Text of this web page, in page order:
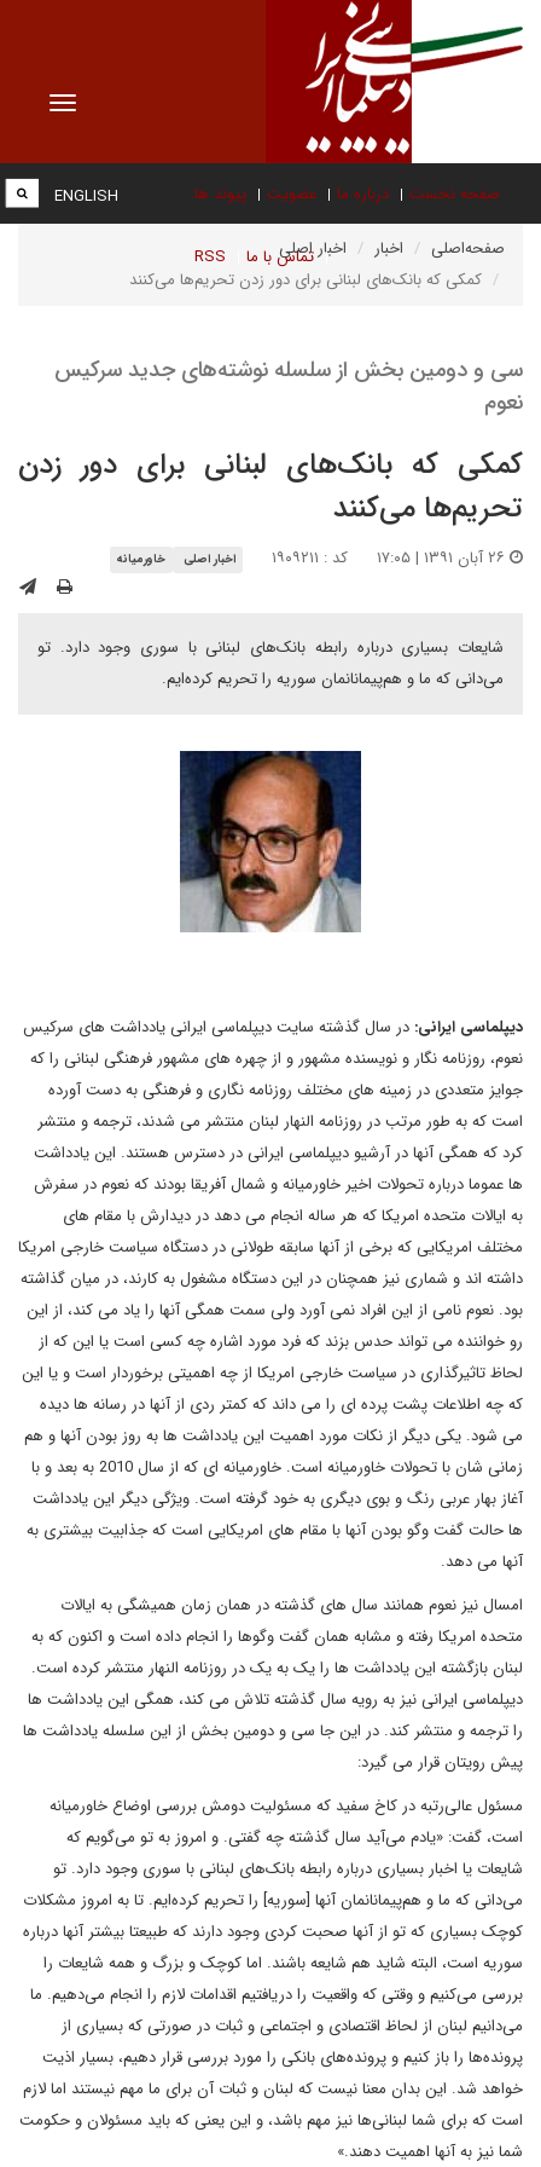
Toggle
صفحه نخست درباره ما عضویت پیوند ها
تماس با ما RSS
ENGLISH
صفحه‌اصلی اخبار
اخبار اصلی
کمکی که بانک‌های لبنانی برای دور زدن تحریم‌ها می‌کنند
سی و دومین بخش از سلسله نوشته‌های جدید سرکیس
نعوم
کمکی که بانک‌های لبنانی برای دور زدن
تحریم‌ها می‌کنند
کد : ۱۹۰۹۲۱۱ اخبار اصلی خاورمیانه
شایعات بسیاری درباره رابطه بانک‌های لبنانی با سوری وجود دارد. تو
می‌دانی که ما و هم‌پیمانانمان سوریه را تحریم کرده‌ایم.
دیپلماسی ایرانی: در سال گذشته سایت دیپلماسی ایرانی یادداشت های سرکیس
نعوم، روزنامه نگار و نویسنده مشهور و از چهره های مشهور فرهنگی لبنانی را که
جوایز متعددی در زمینه های مختلف روزنامه نگاری و فرهنگی به دست آورده
است که به طور مرتب در روزنامه النهار لبنان منتشر می شدند، ترجمه و منتشر
کرد که همگی آنها در آرشیو دیپلماسی ایرانی در دسترس هستند. این یادداشت
ها عموما درباره تحولات اخیر خاورمیانه و شمال آفریقا بودند که نعوم در سفرش
به ایالات متحده امریکا که هر ساله انجام می دهد در دیدارش با مقام های
مختلف امریکایی که برخی از آنها سابقه طولانی در دستگاه سیاست خارجی امریکا
داشته اند و شماری نیز همچنان در این دستگاه مشغول به کارند، در میان گذاشته
بود. نعوم نامی از این افراد نمی آورد ولی سمت همگی آنها را یاد می کند، از این
رو خواننده می تواند حدس بزند که فرد مورد اشاره چه کسی است یا این که از
لحاظ تاثیرگذاری در سیاست خارجی امریکا از چه اهمیتی برخوردار است و یا این
که چه اطلاعات پشت پرده ای را می داند که کمتر ردی از آنها در رسانه ها دیده
می شود. یکی دیگر از نکات مورد اهمیت این یادداشت ها به روز بودن آنها و هم
زمانی شان با تحولات خاورمیانه است. خاورمیانه ای که از سال 2010 به بعد و با
آغاز بهار عربی رنگ و بوی دیگری به خود گرفته است. ویژگی دیگر این یادداشت
ها حالت گفت وگو بودن آنها با مقام های امریکایی است که جذابیت بیشتری به
آنها می دهد.
امسال نیز نعوم همانند سال های گذشته در همان زمان همیشگی به ایالات
متحده امریکا رفته و مشابه همان گفت وگوها را انجام داده است و اکنون که به
لبنان بازگشته این یادداشت ها را یک به یک در روزنامه النهار منتشر کرده است.
دیپلماسی ایرانی نیز به رویه سال گذشته تلاش می کند، همگی این یادداشت ها
را ترجمه و منتشر کند. در این جا سی و دومین بخش از این سلسله یادداشت ها
پیش رویتان قرار می گیرد:
مسئول عالی‌رتبه در کاخ سفید که مسئولیت دومش بررسی اوضاع خاورمیانه
است، گفت: «یادم می‌آید سال گذشته چه گفتی. و امروز به تو می‌گویم که
شایعات یا اخبار بسیاری درباره رابطه بانک‌های لبنانی با سوری وجود دارد. تو
می‌دانی که ما و هم‌پیمانانمان آنها ]سوریه[ را تحریم کرده‌ایم. تا به امروز مشکلات
کوچک بسیاری که تو از آنها صحبت کردی وجود دارند که طبیعتا بیشتر آنها درباره
سوریه است، البته شاید هم شایعه باشند. اما کوچک و بزرگ و همه شایعات را
بررسی می‌کنیم و وقتی که واقعیت را دریافتیم اقدامات لازم را انجام می‌دهیم. ما
می‌دانیم لبنان از لحاظ اقتصادی و اجتماعی و ثبات در صورتی که بسیاری از
پرونده‌ها را باز کنیم و پرونده‌های بانکی را مورد بررسی قرار دهیم، بسیار اذیت
خواهد شد. این بدان معنا نیست که لبنان و ثبات آن برای ما مهم نیستند اما لازم
است که برای شما لبنانی‌ها نیز مهم باشد، و این یعنی که باید مسئولان و حکومت
شما نیز به آنها اهمیت دهند.»